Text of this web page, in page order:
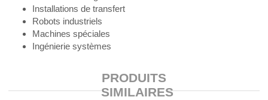
Installations de transfert
Robots industriels
Machines spéciales
Ingénierie systèmes
PRODUITS
SIMILAIRES